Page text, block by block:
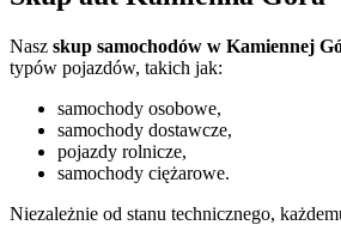
Nasz skup samochodów w Kamiennej
typów pojazdów, takich jak:
samochody osobowe,
samochody dostawcze,
pojazdy rolnicze,
samochody ciężarowe.
Niezależnie od stanu technicznego,